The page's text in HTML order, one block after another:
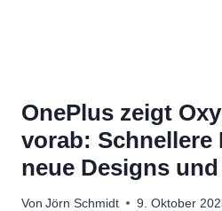
OnePlus zeigt
vorab: Schnellere
neue Designs
Von Jörn Schmidt 9. Oktober